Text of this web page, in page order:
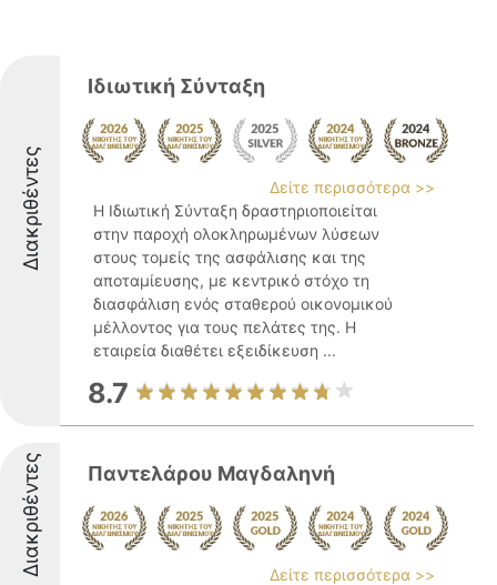
Διακριθέντες
Ιδιωτική Σύνταξη
Δείτε περισσότερα >>
Η Ιδιωτική Σύνταξη δραστηριοποιείται
στην παροχή ολοκληρωμένων λύσεων
στους τομείς της ασφάλισης και της
αποταμίευσης, με κεντρικό στόχο τη
διασφάλιση ενός σταθερού οικονομικού
μέλλοντος για τους πελάτες της. Η
εταιρεία διαθέτει εξειδίκευση ...
8.7
Διακριθέντες Παντελάρου Μαγδαληνή
Δείτε περισσότερα >>